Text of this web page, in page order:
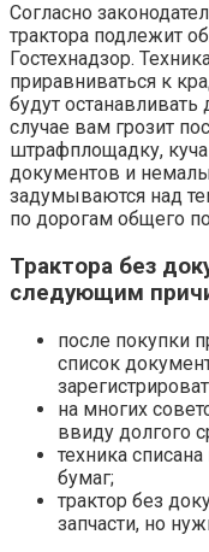
Согласно
трактора подлежит
Гостехнадзор.
приравниваться к
будут
случае вам грозит
штрафплощадку,
документов и
задумываются над
по дорогам общего
Трактора без
следующим
после покупки
список
на многих
ввиду долгого
техника
бумаг;
трактор без
запчасти, но